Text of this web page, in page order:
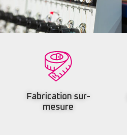
Fabrication sur-
mesure